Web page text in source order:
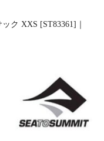
ク XXS [ST83361]｜